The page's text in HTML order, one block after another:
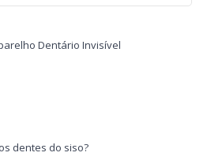
Dentário Invisível
dentes do siso?